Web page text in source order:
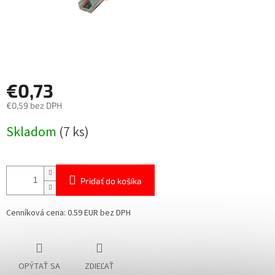
€0,73
€0,59 bez DPH
cena:
Skladom (7 ks)
Pridať do košíka
Cenníková cena: 0.59 EUR bez DPH
OPÝTAŤ SA ZDIEĽAŤ